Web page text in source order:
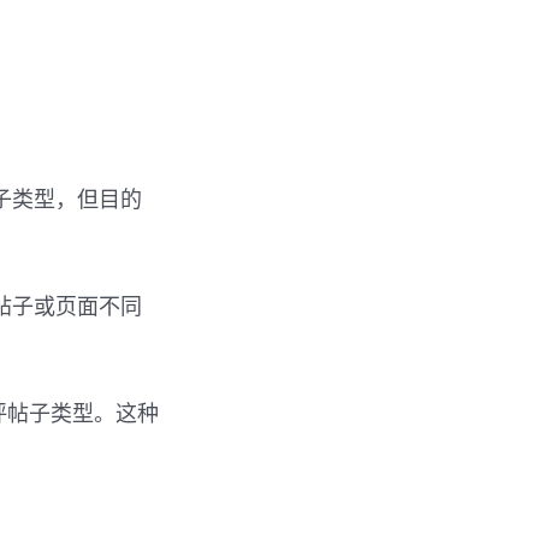
类型，但目的
子或页面不同
子类型。这种